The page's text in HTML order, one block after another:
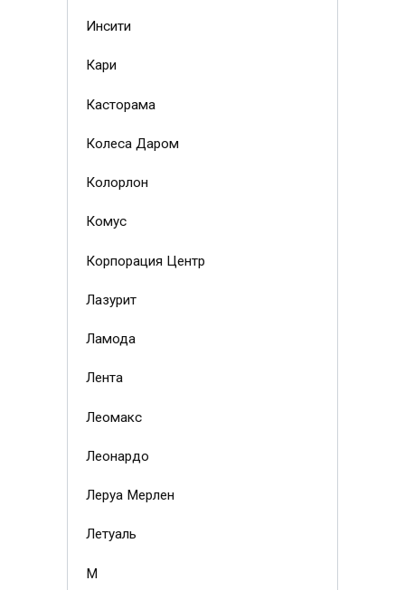
Инсити
Кари
Касторама
Колеса Даром
Колорлон
Комус
Корпорация Центр
Лазурит
Ламода
Лента
Леомакс
Леонардо
Леруа Мерлен
Летуаль
М